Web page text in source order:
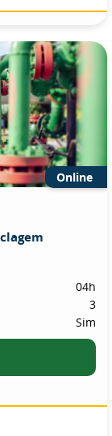
Online
04h
3
Sim